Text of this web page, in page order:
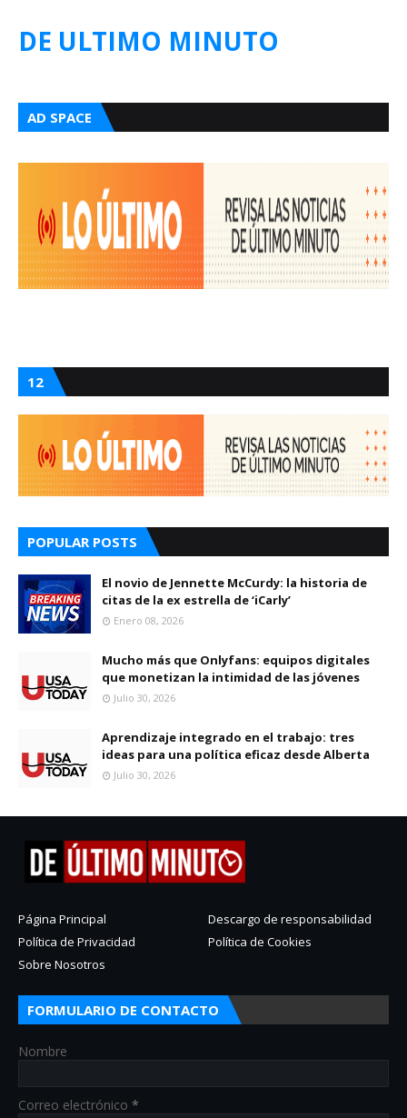
DE ULTIMO MINUTO
AD SPACE
12
POPULAR POSTS
El novio de Jennette McCurdy: la historia de
citas de la ex estrella de ‘iCarly’
Enero 08, 2026
Mucho más que Onlyfans: equipos digitales
que monetizan la intimidad de las jóvenes
Julio 30, 2026
Aprendizaje integrado en el trabajo: tres
ideas para una política eficaz desde Alberta
Julio 30, 2026
Página Principal
Descargo de responsabilidad
Política de Privacidad
Política de Cookies
Sobre Nosotros
FORMULARIO DE CONTACTO
Nombre
Correo electrónico *